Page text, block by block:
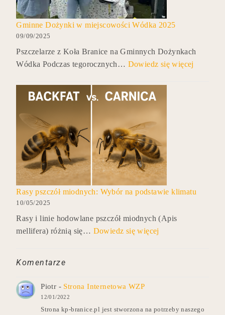
Gminne Dożynki w miejscowości Wódka 2025
09/09/2025
Pszczelarze z Koła Branice na Gminnych Dożynkach
Wódka Podczas tegorocznych… Dowiedz się więcej
Rasy pszczół miodnych: Wybór na podstawie klimatu
10/05/2025
Rasy i linie hodowlane pszczół miodnych (Apis
mellifera) różnią się… Dowiedz się więcej
Komentarze
Piotr - Strona Internetowa WZP
12/01/2022
Strona kp-branice.pl jest stworzona na potrzeby naszego